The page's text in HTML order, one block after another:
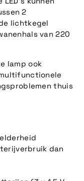
2
lichtkegel
van 220
lamp ook
thuis
dan